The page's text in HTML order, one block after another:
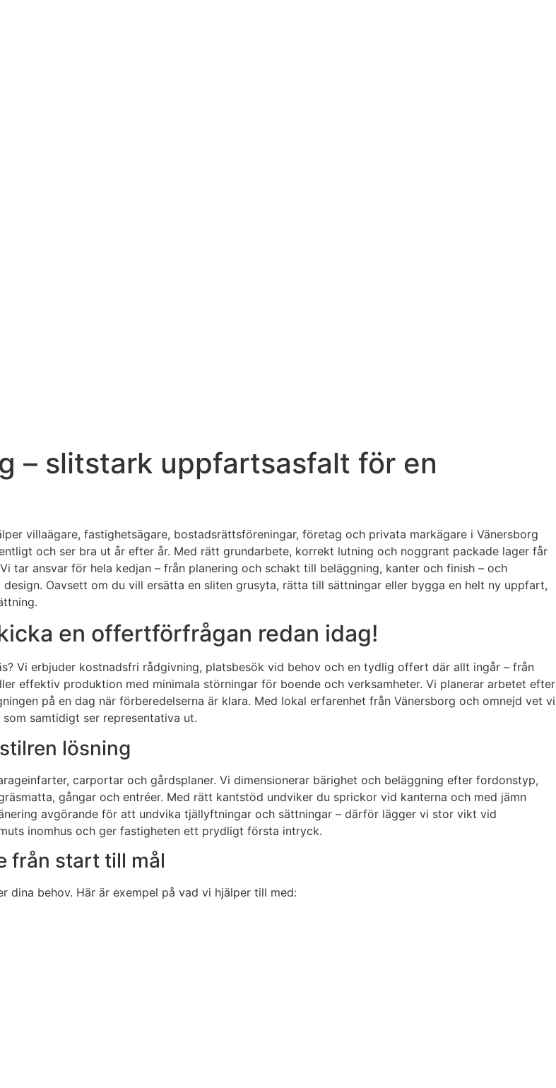
– slitstark uppfartsasfalt för en
villaägare, fastighetsägare, bostadsrättsföreningar, företag och privata markägare i Vänersborg
och ser bra ut år efter år. Med rätt grundarbete, korrekt lutning och noggrant packade lager får
tar ansvar för hela kedjan – från planering och schakt till beläggning, kanter och finish – och
Oavsett om du vill ersätta en sliten grusyta, rätta till sättningar eller bygga en helt ny uppfart,
en offertförfrågan redan idag!
Vi erbjuder kostnadsfri rådgivning, platsbesök vid behov och en tydlig offert där allt ingår – från
effektiv produktion med minimala störningar för boende och verksamheter. Vi planerar arbetet efter
på en dag när förberedelserna är klara. Med lokal erfarenhet från Vänersborg och omnejd vet vi
samtidigt ser representativa ut.
lösning
carportar och gårdsplaner. Vi dimensionerar bärighet och beläggning efter fordonstyp,
gångar och entréer. Med rätt kantstöd undviker du sprickor vid kanterna och med jämn
avgörande för att undvika tjällyftningar och sättningar – därför lägger vi stor vikt vid
inomhus och ger fastigheten ett prydligt första intryck.
från start till mål
behov. Här är exempel på vad vi hjälper till med: